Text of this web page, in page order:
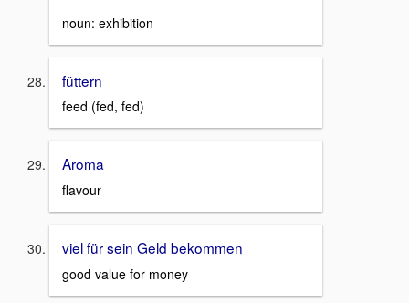
noun: exhibition
füttern
feed (fed, fed)
Aroma
flavour
viel für sein Geld bekommen
good value for money